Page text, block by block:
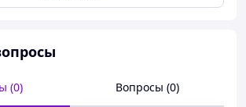
сочетание качества и эстетики.
прикрепить значки на рюкзак
аниме "Re: Zero - Начать с нуля в другом
(0) Вопросы (0)